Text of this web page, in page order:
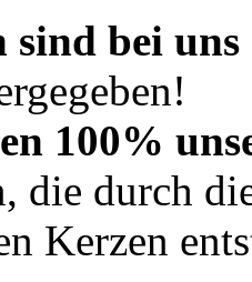
sind bei uns
100%
die durch
Kerzen